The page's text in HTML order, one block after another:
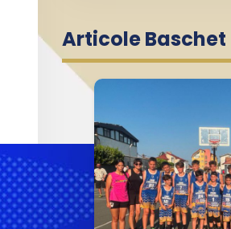
Articole Baschet